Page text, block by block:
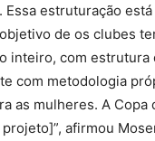
estruturação
de os clubes
inteiro, com estrutura
com metodologia
as mulheres. A Copa
afirmou